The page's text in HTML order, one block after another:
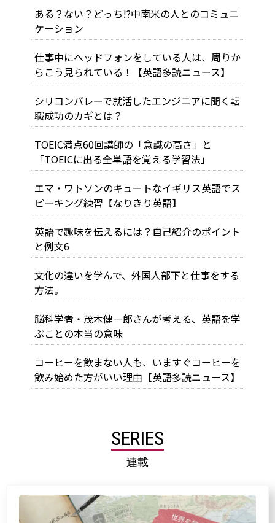
ある？ない？どっち!?中南米の人とのコミュニ
ケーション
仕事中にヘッドフォンをしている人は、周りか
らこう見られている！【英語多読ニュース】
シリコンバレーで就活したエンジニアに聞く転
職成功のカギとは？
TOEIC満点60回講師の「意識の高さ」と
「TOEICに出る全単語を覚える学習法」
エマ・ワトソンのキュートなイギリス英語でス
ピーキング練習【なりきり英語】
英語で趣味を伝えるには？自己紹介のポイント
と例文6
文化の違いを学んで、外国人部下と仕事をする
方法。
脳科学者・茂木健一郎さんが考える、英語を学
ぶことの本当の意味
コーヒーを飲まない人も、いますぐコーヒーを
飲み始めた方がいい理由【英語多読ニュース】
SERIES
連載